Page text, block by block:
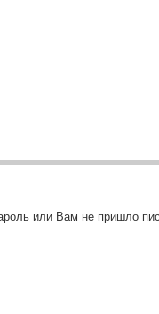
или Вам не пришло